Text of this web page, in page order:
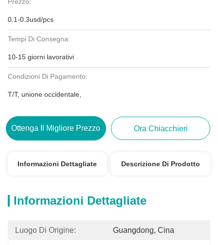
0.1-0.3usd/pcs
Tempi Di Consegna:
10-15 giorni lavorativi
Condizioni Di Pagamento:
T/T, unione occidentale,
Ottenga Il Migliore Prezzo Ora Chiacchieri
Informazioni Dettagliate Descrizione Di Prodotto
Informazioni Dettagliate
Luogo Di Origine: Guangdong, Cina